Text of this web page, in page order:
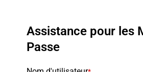
Assistance pour les
Passe